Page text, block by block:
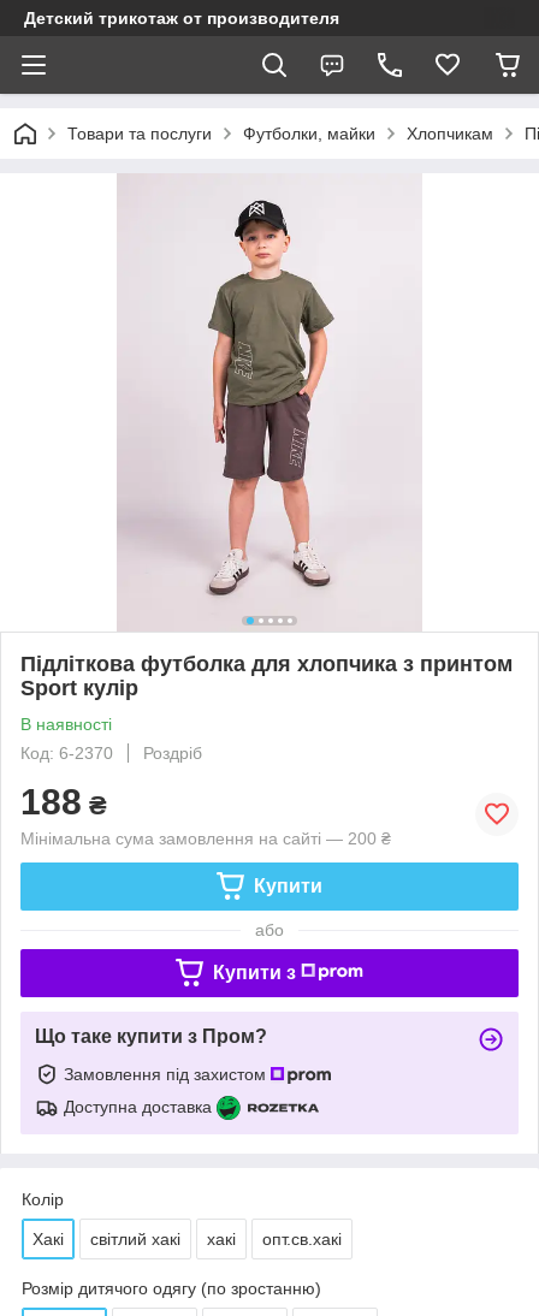
Детский трикотаж от производителя
Товари та послуги Футболки, майки Хлопчикам
Підліткова футболка для хлопчика з принтом
Sport кулір
В наявності
Код: 6-2370
Роздріб
188 ₴
Мінімальна сума замовлення на сайті — 200 ₴
Купити
або
Купити з
Що таке купити з Пром?
Замовлення під захистом
Доступна доставка
Колір
Хакі світлий хакі хакі опт.св.хакі
Розмір дитячого одягу (по зростанню)